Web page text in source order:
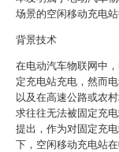
场景的空闲移动充电
背景技术
在电动汽车物联网中
定充电站充电，然而
以及在高速公路或农
求往往无法被固定充
提出，作为对固定充
下，空闲移动充电站